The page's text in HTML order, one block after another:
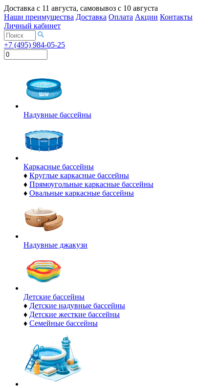
Доставка с 11 августа, самовывоз с 10 августа
Наши преимущества Доставка Оплата Акции Контакты
Личный кабинет
+7 (495) 984-05-25
Надувные бассейны
Каркасные бассейны
♦ Круглые каркасные бассейны
♦ Прямоугольные каркасные бассейны
♦ Овальные каркасные бассейны
Надувные джакузи
Детские бассейны
♦ Детские надувные бассейны
♦ Детские жесткие бассейны
♦ Семейные бассейны